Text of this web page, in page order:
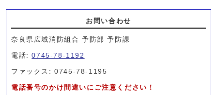
お問い合わせ
奈良県広域消防組合 予防部 予防課
電話:0745-78-1192
ファックス: 0745-78-1195
電話番号のかけ間違いにご注意ください！